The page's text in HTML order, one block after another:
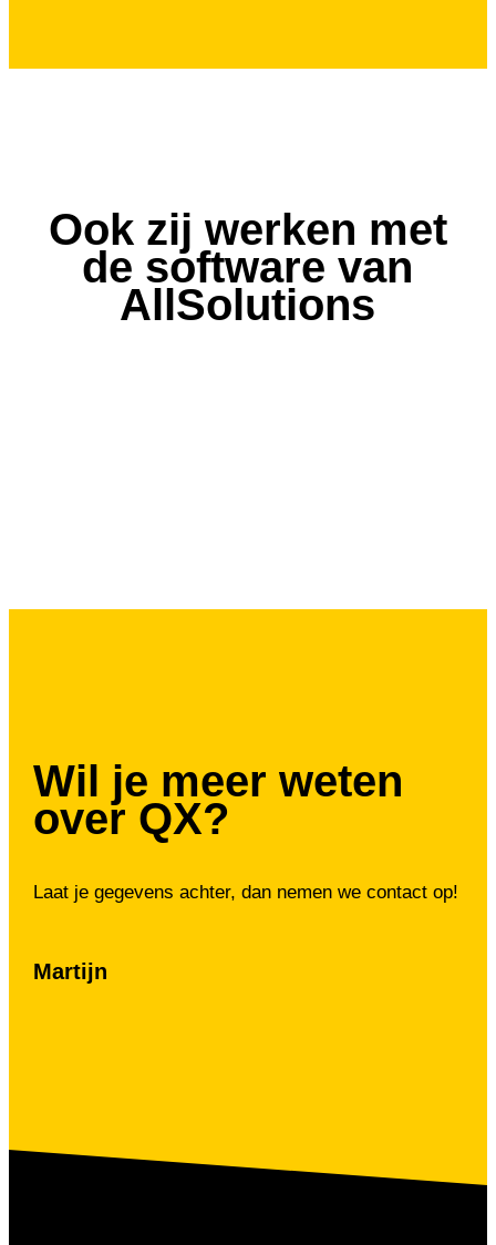
Ook zij werken met
de software van
AllSolutions
Wil je meer weten
over QX?
Laat je gegevens achter, dan nemen we contact op!
Martijn